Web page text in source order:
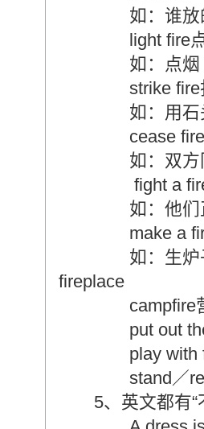
如：谁放的
light fire点
如：点烟 to
strike fire
如：用石头可
cease fire
如：双方同意
fight a fire
如：他们正在
make a fire
如：生炉子 to
fireplace
campfire营
put out the
play with
stand／
5、英文都有“